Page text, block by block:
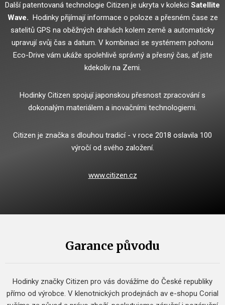
Další patentovaná technologie Citizen je ukryta v kolekci Satellite
Wave. Hodinky přijímají informace o poloze a přesném čase ze
satelitů GPS na oběžných drahách kolem země a automaticky
upravují svůj čas a datum. V kombinaci se systémem pohonu
Eco-Drive vám ukáže spolehlivě správný a přesný čas, ať jste
kdekoliv na Zemi.
Hodinky Citizen spojují japonskou přesnost zpracování s
dokonalým materiálem a inovačními technologiemi.
Citizen je značka s dlouhou tradicí - v roce 2018 oslavila 100
výročí od svého založení.
www.citizen.cz
Garance původu
Hodinky značky Citizen pro vás dovážíme do České republiky
přímo od výrobce. V klenotnických prodejnách av e-shopu Corial